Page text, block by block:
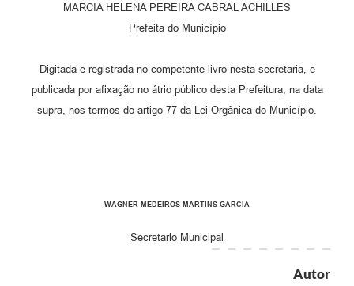
MARCIA HELENA PEREIRA CABRAL ACHILLES
Prefeita do Município
Digitada e registrada no competente livro nesta secretaria, e
publicada por afixação no átrio público desta Prefeitura, na data
supra, nos termos do artigo 77 da Lei Orgânica do Município.
WAGNER MEDEIROS MARTINS GARCIA
Secretario Municipal
Autor